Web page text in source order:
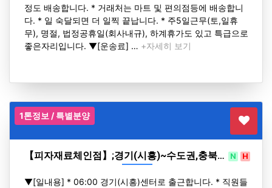
정도 배송합니다. * 거래처는 마트 및 편의점등에 배송합니
다. * 일 숙달되면 더 일찍 끝납니다. * 주5일근무(토,일휴
무), 명절, 법정공휴일(회사내규), 하계휴가도 있고 특급으로
좋은자리입니다. ▼[운송료] … +자세히 보기
1톤정보 / 특별분양
【피자재료체인점】;경기(시흥)~수도권,충북… N H
▼[일내용] * 06:00 경기(시흥)센터로 출근합니다. * 직원들